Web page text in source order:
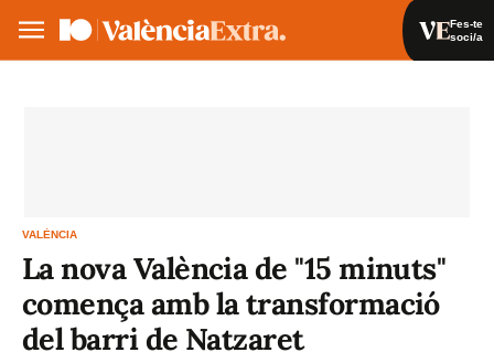
Fes-te
soci/a
VALÈNCIA
La nova València de "15 minuts"
comença amb la transformació
del barri de Natzaret